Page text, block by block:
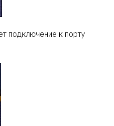
подключение к порту